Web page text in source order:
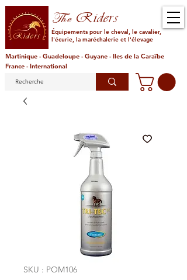
TheRiders
Équipements pour le cheval, le cavalier,
l'écurie, la maréchalerie et l'élevage
Martinique - Guadeloupe - Guyane - Iles de la Caraïbe
France - International
SKU : POM106